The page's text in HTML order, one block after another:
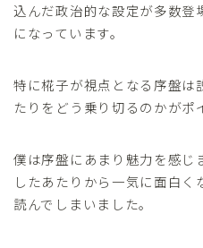
込んだ政治的な設定が多数登
になっています。
特に椛子が視点となる序盤は
たりをどう乗り切るのかがポ
僕は序盤にあまり魅力を感じ
したあたりから一気に面白
読んでしまいました。